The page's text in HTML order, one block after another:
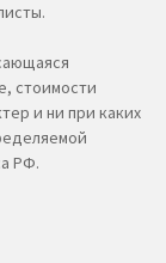
стоимости
и ни при каких
РФ.